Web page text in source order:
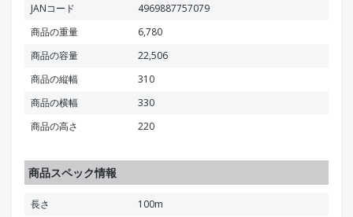
JANコード
4969887757079
商品の重量
6,780
商品の容量
22,506
商品の縦幅
310
商品の横幅
330
商品の高さ
220
商品スペック情報
長さ
100m